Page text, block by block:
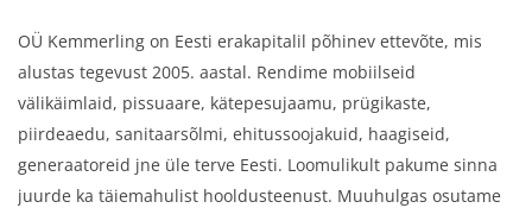
OÜ Kemmerling on Eesti erakapitalil põhinev ettevõte, mis
alustas tegevust 2005. aastal. Rendime mobiilseid
välikäimlaid, pissuaare, kätepesujaamu, prügikaste,
piirdeaedu, sanitaarsõlmi, ehitussoojakuid, haagiseid,
generaatoreid jne üle terve Eesti. Loomulikult pakume sinna
juurde ka täiemahulist hooldusteenust. Muuhulgas osutame